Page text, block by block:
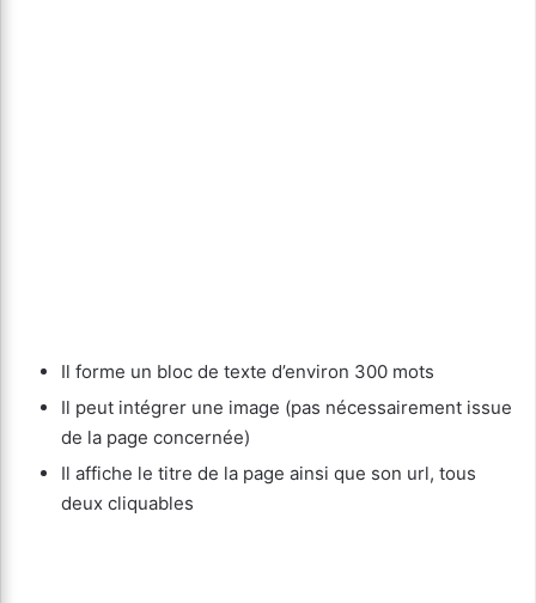
Il forme un bloc de texte d’environ 300 mots
Il peut intégrer une image (pas nécessairement issue
de la page concernée)
Il affiche le titre de la page ainsi que son url, tous
deux cliquables